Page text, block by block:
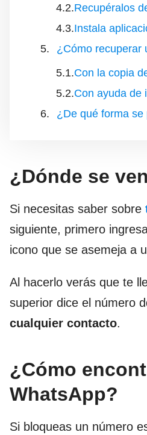
Recupéralos
Instala
¿Cómo recuperar
Con la copia
Con ayuda de
¿De qué forma
¿Dónde se
Si necesitas saber sobre
siguiente, primero
icono que se asemeja a
Al hacerlo verás que te
superior dice el número
cualquier contacto.
¿Cómo
WhatsApp?
Si bloqueas un número